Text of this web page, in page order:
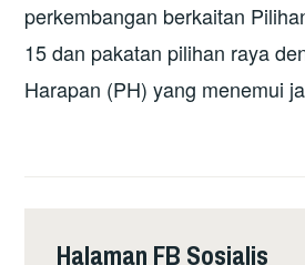
perkembangan berkaitan
15 dan pakatan pilihan raya
Harapan (PH) yang menemui
Halaman FB Sosialis